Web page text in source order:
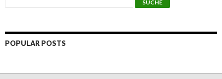
POPULAR POSTS